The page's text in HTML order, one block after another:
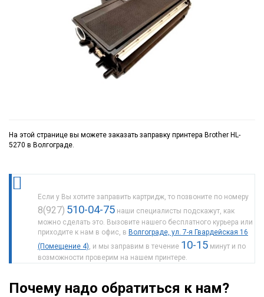
На этой странице вы можете заказать заправку принтера Brother HL-
5270 в Волгограде.
Если у Вы хотите заправить картридж, то позвоните по номеру
8(927) 510-04-75 наши специалисты подскажут, как
можно сделать это. Вызовите нашего бесплатного курьера или
приходите к нам в офис, в Волгограде, ул. 7-я Гвардейская 16
(Помещение 4) , и мы заправим в течение 10-15 минут и по
возможности проверим на нашем принтере.
Почему надо обратиться к нам?